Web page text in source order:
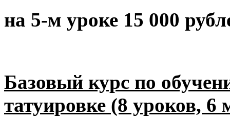
на 5-м уроке 15 000
Базовый курс по
татуировке (8 уроков, 6